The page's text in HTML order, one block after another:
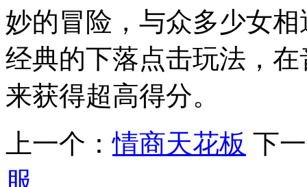
妙的冒险，与众多少女
经典的下落点击玩法，
来获得超高得分。
上一个：情商天花板 下
服